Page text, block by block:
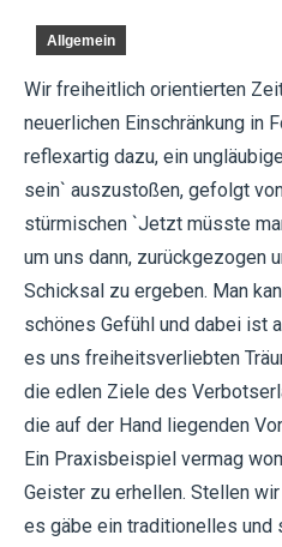
Allgemein
Wir freiheitlich orientierten
neuerlichen Einschränkung in
reflexartig dazu, ein
sein` auszustoßen, gefolgt
stürmischen `Jetzt müsste
um uns dann, zurückgezogen
Schicksal zu ergeben. Man
schönes Gefühl und dabei ist
es uns freiheitsverliebten
die edlen Ziele des
die auf der Hand liegenden
Ein Praxisbeispiel vermag
Geister zu erhellen. Stellen
es gäbe ein traditionelles und